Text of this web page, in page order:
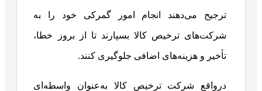
ترجیح می‌دهند انجام امور گمرکی خود را به
شرکت‌های ترخیص کالا بسپارند تا از بروز خطا،
تأخیر و هزینه‌های اضافی جلوگیری کنند.
درواقع شرکت ترخیص کالا به‌عنوان واسطه‌ای